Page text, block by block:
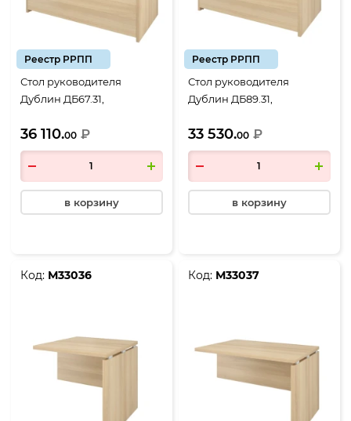
Реестр РРПП
Стол руководителя
Дублин ДБ67.31,
лорка
36 110.00 ₽
в корзину
Реестр РРПП
Стол руководителя
Дублин ДБ89.31,
лорка
33 530.00 ₽
в корзину
Код: М33036 Код: М33037